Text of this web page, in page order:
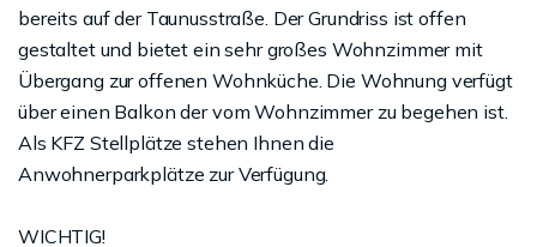
bereits auf der Taunusstraße. Der Grundriss ist offen
gestaltet und bietet ein sehr großes Wohnzimmer mit
Übergang zur offenen Wohnküche. Die Wohnung verfügt
über einen Balkon der vom Wohnzimmer zu begehen ist.
Als KFZ Stellplätze stehen Ihnen die
Anwohnerparkplätze zur Verfügung.
WICHTIG!